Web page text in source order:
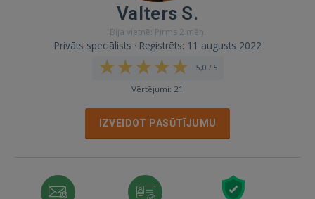
Valters S.
Bija vietnē: Pirms 2 mēn.
Privāts speciālists · Reģistrēts: 11 augusts 2022
5,0 / 5
Vērtējumi: 21
IZVEIDOT PASŪTĪJUMU